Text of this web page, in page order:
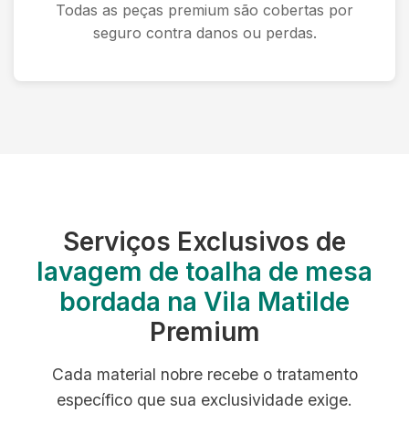
Todas as peças premium são cobertas por
seguro contra danos ou perdas.
Serviços Exclusivos de
lavagem de toalha de mesa
bordada na Vila Matilde
Premium
Cada material nobre recebe o tratamento
específico que sua exclusividade exige.